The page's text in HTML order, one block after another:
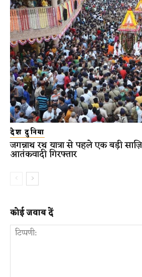
देश दुनिया
जगन्नाथ रथ यात्रा से पहले एक बड़ी
आतंकवादी गिरफ्तार
कोई जवाब दें